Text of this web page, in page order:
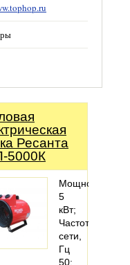
Ресанта
5000К
Мощность
5
кВт;
Частота
сети,
Гц
50;